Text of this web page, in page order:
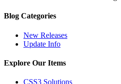
Blog Categories
New Releases
Update Info
Explore Our Items
CSS3 Solutions